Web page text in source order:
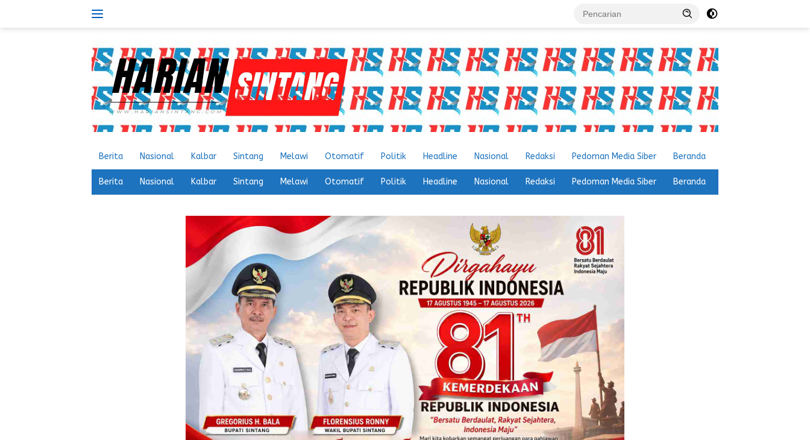
Berita Nasional Kalbar Sintang Melawi Otomatif Politik Headline Nasional Redaksi Pedoman Media Siber Beranda
Berita Nasional Kalbar Sintang Melawi Otomatif Politik Headline Nasional Redaksi Pedoman Media Siber Beranda